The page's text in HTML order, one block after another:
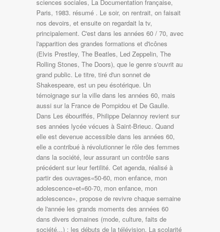
sciences sociales, La Documentation française,
Paris, 1983. résumé . Le soir, on rentrait, on faisait
nos devoirs, et ensuite on regardait la tv,
principalement. C'est dans les années 60 / 70, avec
l'apparition des grandes formations et d'icônes
(Elvis Prestley, The Beatles, Led Zeppelin, The
Rolling Stones, The Doors), que le genre s'ouvrit au
grand public. Le titre, tiré d'un sonnet de
Shakespeare, est un peu ésotérique. Un
témoignage sur la ville dans les années 60, mais
aussi sur la France de Pompidou et De Gaulle.
Dans Les ébouriffés, Philippe Delannoy revient sur
ses années lycée vécues à Saint-Brieuc. Quand
elle est devenue accessible dans les années 60,
elle a contribué à révolutionner le rôle des femmes
dans la société, leur assurant un contrôle sans
précédent sur leur fertilité. Cet agenda, réalisé à
partir des ouvrages«50-60, mon enfance, mon
adolescence»et«60-70, mon enfance, mon
adolescence», propose de revivre chaque semaine
de l'année les grands moments des années 60
dans divers domaines (mode, culture, faits de
société...) : les débuts de la télévision, La scolarité